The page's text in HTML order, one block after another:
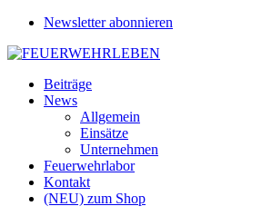
Newsletter abonnieren
Beiträge
News
Allgemein
Einsätze
Unternehmen
Feuerwehrlabor
Kontakt
(NEU) zum Shop